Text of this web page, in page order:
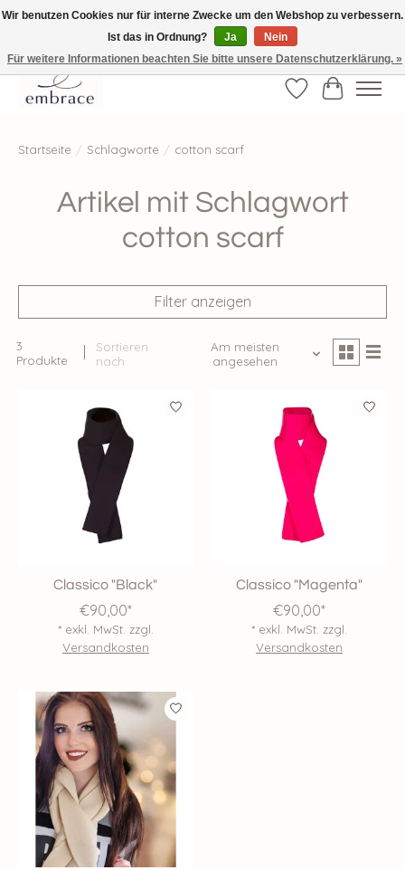
√ Versandkostenfrei ab € 40-, √ Made with Love and Happiness √Exklusiv und
nur hier im Onlineshop √high-quality & long-lasting fashion
Wunschzettel
Ihr
Startseite / Schlagworte / cotton scarf
Artikel mit Schlagwort
cotton scarf
Filter anzeigen
3
Produkte
Sortieren
nach
Am meisten
angesehen
Classico "Black"
€90,00*
* exkl. MwSt. zzgl.
Versandkosten
Classico "Magenta"
€90,00*
* exkl. MwSt. zzgl.
Versandkosten
Wir benutzen Cookies nur für interne Zwecke um den Webshop zu verbessern.
Ist das in Ordnung?
Ja
Nein
Für weitere Informationen beachten Sie bitte unsere Datenschutzerklärung. »